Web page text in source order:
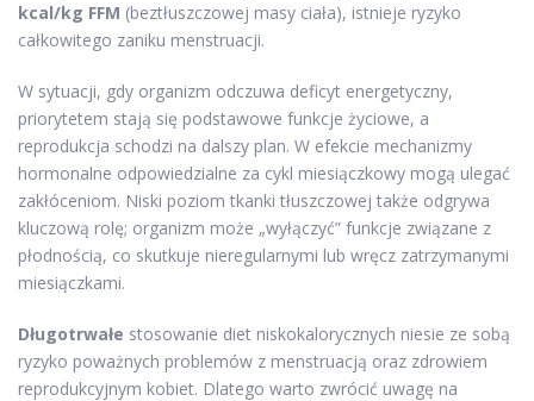
kcal/kg FFM (beztłuszczowej masy ciała), istnieje ryzyko
całkowitego zaniku menstruacji.
W sytuacji, gdy organizm odczuwa deficyt energetyczny,
priorytetem stają się podstawowe funkcje życiowe, a
reprodukcja schodzi na dalszy plan. W efekcie mechanizmy
hormonalne odpowiedzialne za cykl miesiączkowy mogą ulegać
zakłóceniom. Niski poziom tkanki tłuszczowej także odgrywa
kluczową rolę; organizm może „wyłączyć” funkcje związane z
płodnością, co skutkuje nieregularnymi lub wręcz zatrzymanymi
miesiączkami.
Długotrwałe stosowanie diet niskokalorycznych niesie ze sobą
ryzyko poważnych problemów z menstruacją oraz zdrowiem
reprodukcyjnym kobiet. Dlatego warto zwrócić uwagę na